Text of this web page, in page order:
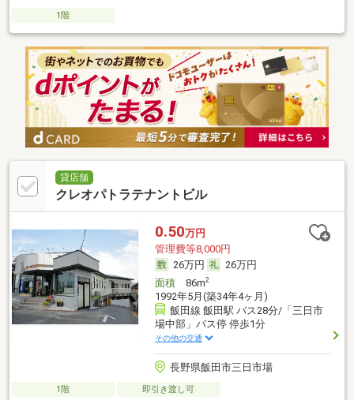
1階
貸店舗
クレオパトラテナントビル
0.50万円
管理費等8,000円
26万円
26万円
面積86m2
1992年5月(築34年4ヶ月)
飯田線 飯田駅 バス28分/「三日市
場中部」バス停 停歩1分
その他の交通
長野県飯田市三日市場
1階 即引き渡し可